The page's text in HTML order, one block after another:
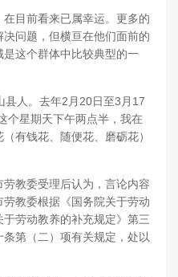
目前看来已属幸运。更多的
问题，但横亘在他们面前的
这个群体中比较典型的一
县人。去年2月20日至3月17
个星期天下午两点半，我在
有钱花、随便花、磨砺花）
教委受理后认为，言论内容
教委根据《国务院关于劳动
劳动教养的补充规定》第三
第（二）项有关规定，处以